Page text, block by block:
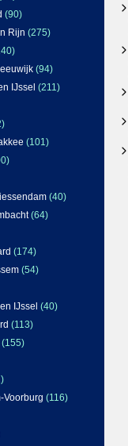
(90)
Rijn (275)
(94)
IJssel (211)
(101)
(40)
(64)
(174)
(54)
IJssel (40)
(113)
(155)
Voorburg (116)